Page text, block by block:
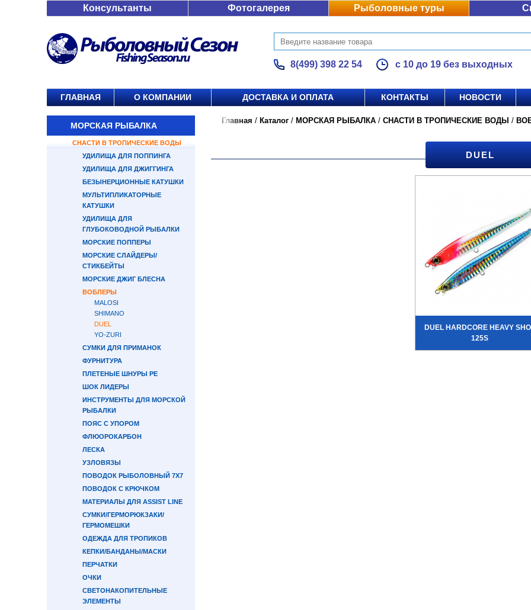
Консультанты Фотогалерея Рыболовные туры
8(499) 398 22 54 с 10 до 19 без выходных
ГЛАВНАЯ О КОМПАНИИ ДОСТАВКА И ОПЛАТА КОНТАКТЫ НОВОСТИ
МОРСКАЯ РЫБАЛКА
СНАСТИ В ТРОПИЧЕСКИЕ ВОДЫ
УДИЛИЩА ДЛЯ ПОППИНГА
УДИЛИЩА ДЛЯ ДЖИГГИНГА
БЕЗЫНЕРЦИОННЫЕ КАТУШКИ
МУЛЬТИПЛИКАТОРНЫЕ
КАТУШКИ
УДИЛИЩА ДЛЯ
ГЛУБОКОВОДНОЙ РЫБАЛКИ
МОРСКИЕ ПОППЕРЫ
МОРСКИЕ СЛАЙДЕРЫ/
СТИКБЕЙТЫ
МОРСКИЕ ДЖИГ БЛЕСНА
ВОБЛЕРЫ
MALOSI
SHIMANO
DUEL
YO-ZURI
СУМКИ ДЛЯ ПРИМАНОК
ФУРНИТУРА
ПЛЕТЕНЫЕ ШНУРЫ PE
ШОК ЛИДЕРЫ
ИНСТРУМЕНТЫ ДЛЯ МОРСКОЙ
РЫБАЛКИ
ПОЯС С УПОРОМ
ФЛЮОРОКАРБОН
ЛЕСКА
УЗЛОВЯЗЫ
ПОВОДОК РЫБОЛОВНЫЙ 7Х7
ПОВОДОК С КРЮЧКОМ
МАТЕРИАЛЫ ДЛЯ ASSIST LINE
СУМКИ/ГЕРМОРЮКЗАКИ/
ГЕРМОМЕШКИ
ОДЕЖДА ДЛЯ ТРОПИКОВ
КЕПКИ/БАНДАНЫ/МАСКИ
ПЕРЧАТКИ
ОЧКИ
СВЕТОНАКОПИТЕЛЬНЫЕ
ЭЛЕМЕНТЫ
Главная / Каталог / МОРСКАЯ РЫБАЛКА / СНАСТИ В ТРОПИЧЕСКИЕ ВОДЫ /
DUEL
DUEL HARDCORE HEAVY
125S